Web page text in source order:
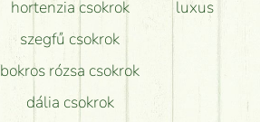
hortenzia csokrok
szegfű csokrok
bokros rózsa csokrok
dália csokrok
luxus